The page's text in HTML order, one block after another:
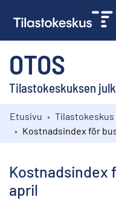
OTOS
Tilastokeskuksen
Kokoelmat
Etusivu Tilastokeskus
Kostnadsindex
april